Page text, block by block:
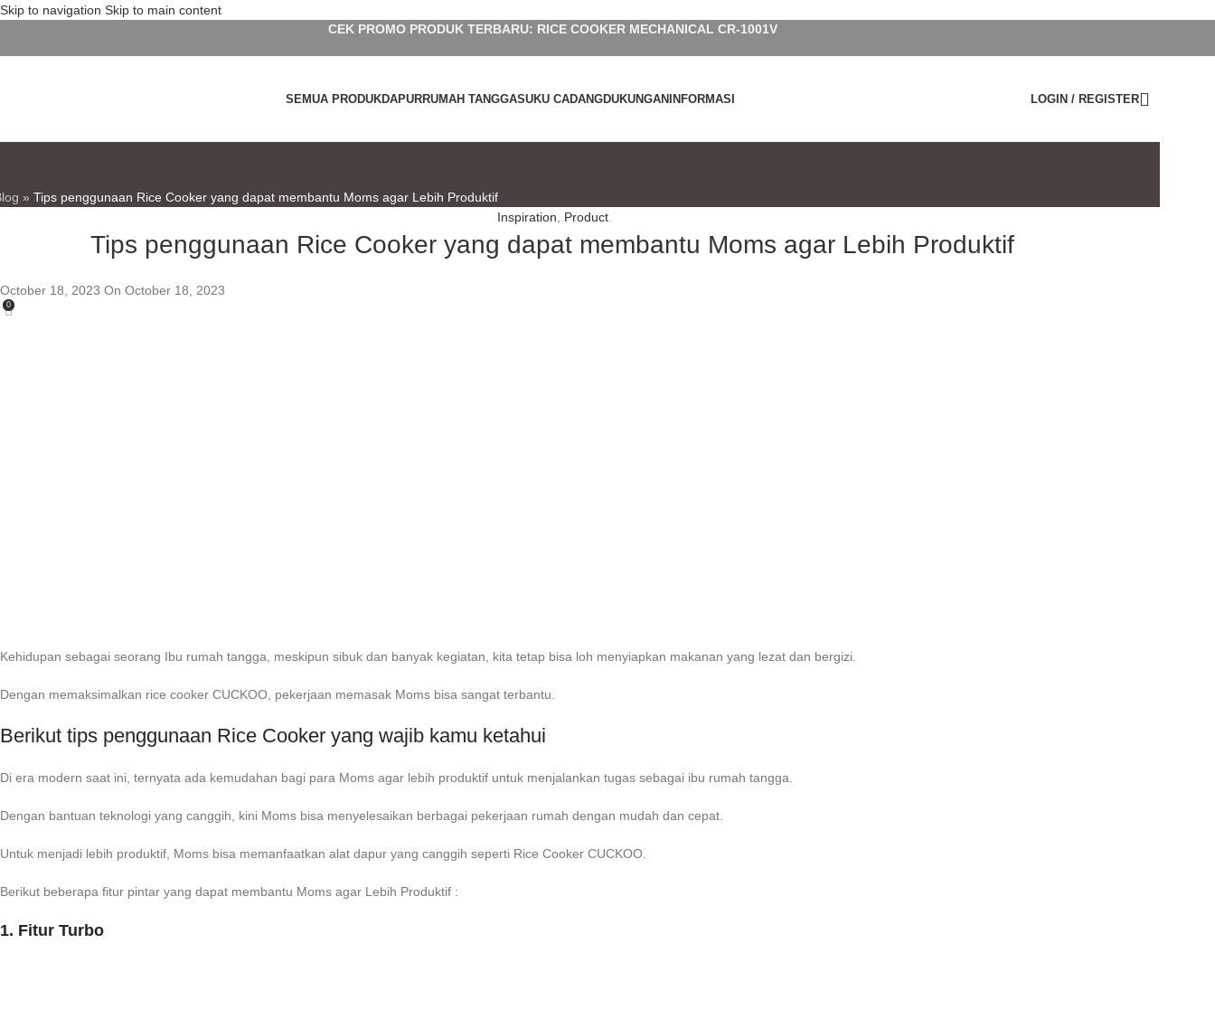
Skip to navigation Skip to main content
CEK PROMO PRODUK TERBARU: RICE COOKER MECHANICAL CR-1001V
SEMUA PRODUKDAPURRUMAH TANGGASUKU CADANGDUKUNGANINFORMASI LOGIN / REGISTER
»Tips penggunaan Rice Cooker yang dapat membantu Moms agar Lebih Produktif
Inspiration
Product
Tips penggunaan Rice Cooker yang dapat membantu Moms agar Lebih Produktif
October 18, 2023 On October 18, 2023
0
Kehidupan sebagai seorang Ibu rumah tangga, meskipun sibuk dan banyak kegiatan, kita tetap bisa loh menyiapkan makanan yang lezat dan bergizi.
Dengan memaksimalkan rice cooker CUCKOO, pekerjaan memasak Moms bisa sangat terbantu.
Berikut tips penggunaan Rice Cooker yang wajib kamu ketahui
Di era modern saat ini, ternyata ada kemudahan bagi para Moms agar lebih produktif untuk menjalankan tugas sebagai ibu rumah tangga.
Dengan bantuan teknologi yang canggih, kini Moms bisa menyelesaikan berbagai pekerjaan rumah dengan mudah dan cepat.
Untuk menjadi lebih produktif, Moms bisa memanfaatkan alat dapur yang canggih seperti Rice Cooker CUCKOO.
Berikut beberapa fitur pintar yang dapat membantu Moms agar Lebih Produktif :
1. Fitur Turbo